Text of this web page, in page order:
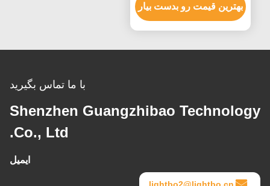
بهترین قیمت رو بدست بیار
با ما تماس بگیرید
Shenzhen Guangzhibao Technology
Co., Ltd.
ایمیل